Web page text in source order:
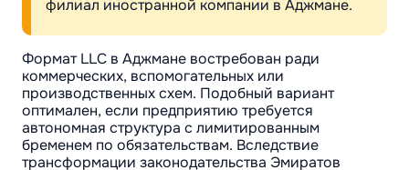
филиал иностранной компании в Аджмане.
Формат LLC в Аджмане востребован ради
коммерческих, вспомогательных или
производственных схем. Подобный вариант
оптимален, если предприятию требуется
автономная структура с лимитированным
бременем по обязательствам. Вследствие
трансформации законодательства Эмиратов